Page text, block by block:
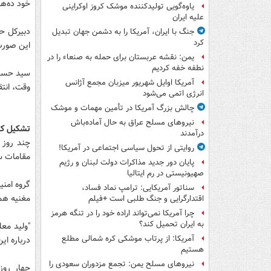
یاوه‌گویی تولیدکننده موشک کروز اوکراینی
علیه ایران
جنگ با ایران، آمریکا را به دشمن جهان تبدیل
کرد
یمن: نقشه عربستان برای حمله به صنعاء را در
نطفه خفه کردیم
آمریکا اوایل شهریور میزبان مجمع آژانس
انرژی اتمی می‌شود
چالش بزرگ آمریکا در تأمین مهمات و موشک
نیروهای مسلح عراق به حال آماده‌باش
درآمدند
روایتی از تحول سیاسی اجتماعی در آمریکا!
پایان دور جدید مذاکرات دولت لبنان و رژیم
صهیونیستی در رم ایتالیا
سناتور آمریکایی: ترامپ نماد فساد،
اقتدارگرایی و جنگ طلبی است +فیلم
چرا آمریکا نمی‌تواند اراده خود را در تنگه هرمز
به ایران تحمیل کند؟
آمریکا: از پرتاب موشکی کره شمالی مطلع
هستیم
نیروهای مسلح یمن: تجمع مزدوران سعودی را
خود
دبیرکل
این
سید حسن
وقت،
تشکیل
چند
مقامات
گروه
مغنیه
"ولید
درباره
چهار